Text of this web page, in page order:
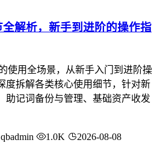
解析，新手到进阶的操作指
使用全场景，从新手入门到进阶操
度拆解各类核心使用细节，针对新
助记词备份与管理、基础资产收发
qbadmin 1.0K 2026-08-08